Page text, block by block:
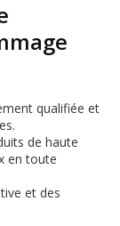
qualifiée et
de haute
en toute
et des